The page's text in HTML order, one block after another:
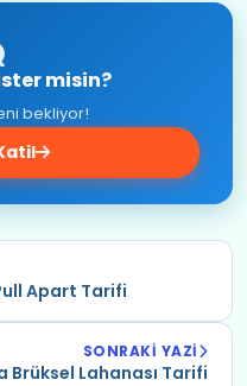
misin?
bekliyor!
Apart Tarifi
SONRAKI YAZI
Brüksel Lahanası Tarifi